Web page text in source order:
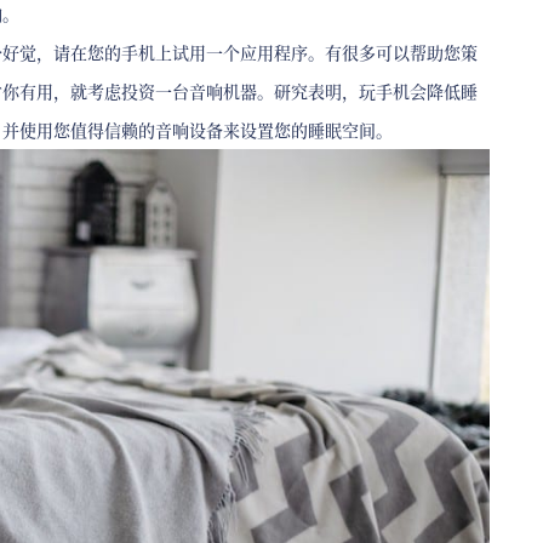
觉，请在您的手机上试用一个应用程序。有很多可以帮助您策
有用，就考虑投资一台音响机器。研究表明，玩手机会降低睡
使用您值得信赖的音响设备来设置您的睡眠空间。